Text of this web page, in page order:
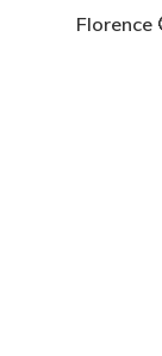
Florence